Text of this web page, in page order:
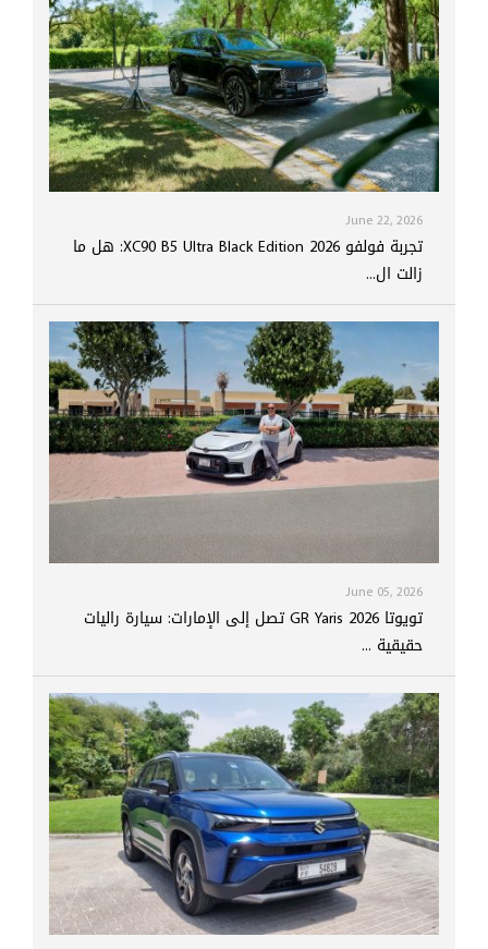
June 22, 2026
تجربة فولفو XC90 B5 Ultra Black Edition 2026: هل ما
زالت ال...
June 05, 2026
تويوتا GR Yaris 2026 تصل إلى الإمارات: سيارة راليات
حقيقية ...